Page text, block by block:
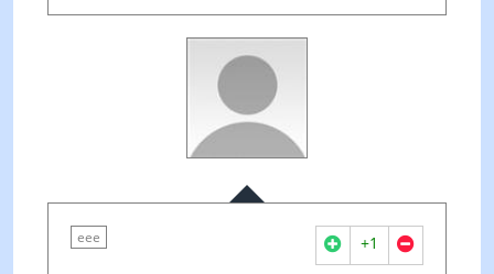
еее +1